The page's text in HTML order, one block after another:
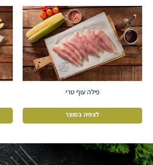
פילה עוף טרי
לצפיה במוצר